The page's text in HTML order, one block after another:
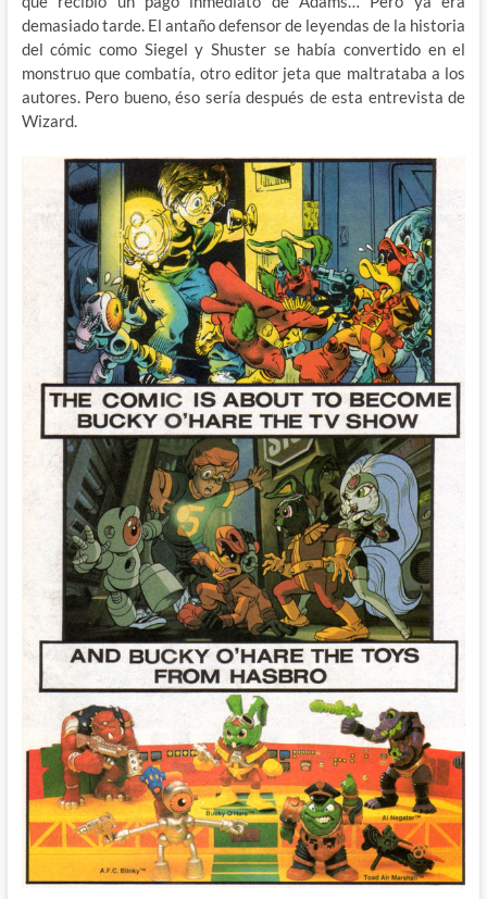
demasiado tarde. El antaño defensor de leyendas de la historia
del cómic como Siegel y Shuster se había convertido en el
monstruo que combatía, otro editor jeta que maltrataba a los
autores. Pero bueno, éso sería después de esta entrevista de
Wizard.